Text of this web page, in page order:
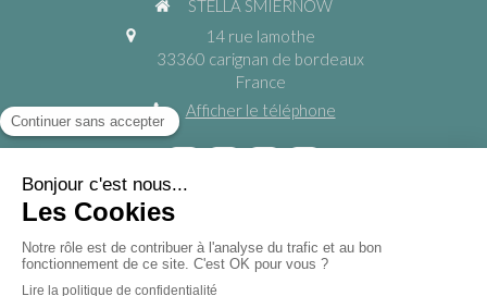
STELLA SMIERNOW
14 rue lamothe
33360 carignan de bordeaux
France
Afficher le téléphone
https://www.yogadansmaville.fr
©2024 STELLA SMIERNOW - Yoga Relaxation Méditation